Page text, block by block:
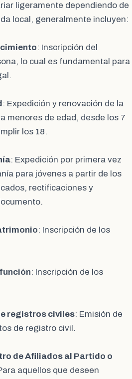
ligeramente dependiendo de
local, generalmente incluyen:
: Inscripción del
lo cual es fundamental para
: Expedición y renovación de la
menores de edad, desde los 7
los 18.
: Expedición por primera vez
para jóvenes a partir de los
rectificaciones y
: Inscripción de los
: Inscripción de los
registros civiles: Emisión de
de registro civil.
de Afiliados al Partido o
aquellos que deseen